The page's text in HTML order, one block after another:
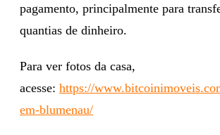
pagamento, principalmente para
quantias de dinheiro.
Para ver fotos da casa,
acesse: https://
em-blumenau/